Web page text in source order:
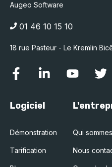
Augeo Software
01 46 10 15 10
18 rue Pasteur - Le Kremlin
Logiciel
Démonstration
Tarification
Qui
Nous